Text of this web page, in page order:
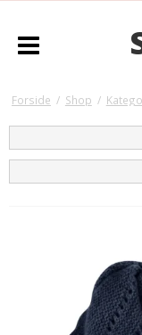
Forside / Shop /